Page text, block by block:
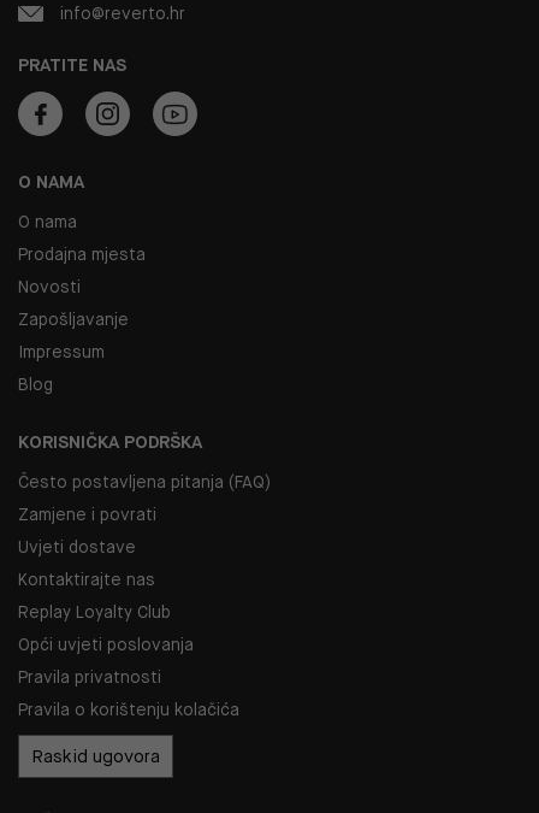
O NAMA
O nama
Prodajna mjesta
Novosti
Zapošljavanje
Impressum
Blog
KORISNIČKA PODRŠKA
Često postavljena pitanja (FAQ)
Zamjene i povrati
Uvjeti dostave
Kontaktirajte nas
Replay Loyalty Club
Opći uvjeti poslovanja
Pravila privatnosti
Pravila o korištenju kolačića
Raskid ugovora
PRATITE NAS
info@reverto.hr